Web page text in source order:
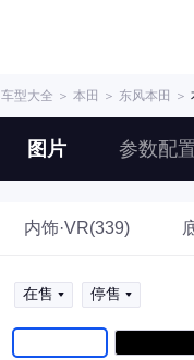
车型大全 ＞ 本田 ＞ 东风本田 ＞
图片 参数配
内饰·VR(339)
在售 停售